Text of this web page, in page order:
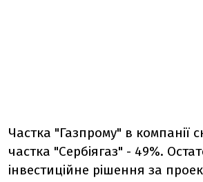
Частка "Газпрому" в компанії
частка "Сербіягаз" - 49%.
інвестиційне рішення за